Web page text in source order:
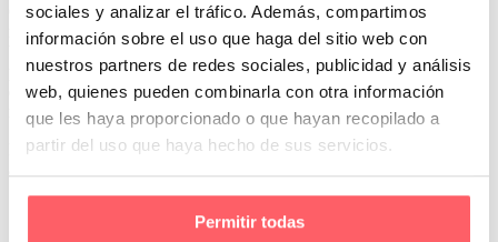
sociales y analizar el tráfico. Además, compartimos
información sobre el uso que haga del sitio web con
nuestros partners de redes sociales, publicidad y análisis
web, quienes pueden combinarla con otra información
que les haya proporcionado o que hayan recopilado a
partir del uso que haya hecho de sus servicios.
Permitir todas
Cojines cuadrados con cordón, tipo rulo o bien con forma
redondeada. Ya nos presentó en la temporada pasada un modelo con
botón en el medio. En esta nueva versión además añade una
platabanda y cordón de color en contraste Además lo más novedoso
es el colorido: amarillo, rosa palo, fucsia, verde, azul celestes y
marino y por supuesto el blanco y beige.
El tejido utilizado es de terciopelo. Con un tacto muy suave y